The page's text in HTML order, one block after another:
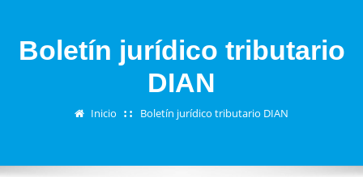
Boletín jurídico tributario
DIAN
Inicio Boletín jurídico tributario DIAN